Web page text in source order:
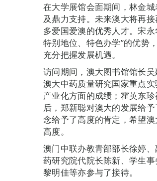
在大学展馆会面期间，林金
及鼎力支持。未来澳大将再
多爱国爱澳的优秀人才。宋
特别地位、特色办学”的优势
充分把握发展机遇。
访问期间，澳大图书馆馆长
澳大中药质量研究国家重点
产业化方面的成绩；霍英东
后，郑新聪对澳大的发展给
念给予了高度的肯定，希望
高度。
澳门中联办教青部部长徐婷
药研究院代院长陈新、学生
黎明佳等亦参与了接待。